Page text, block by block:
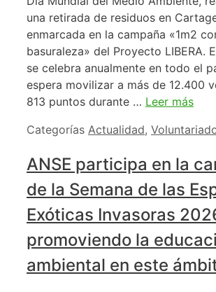
una retirada de residuos en
enmarcada en la campaña «1m2
basuraleza» del Proyecto LIBERA.
se celebra anualmente en todo el
espera movilizar a más de 12.400
813 puntos durante … Leer más
Categorías Actualidad,
ANSE participa en la
de la Semana de las
Exóticas Invasoras
promoviendo la
ambiental en este